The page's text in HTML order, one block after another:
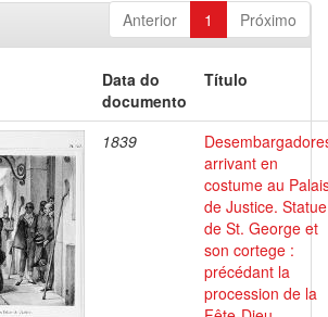
Anterior 1 Próximo
Data do
documento
Título
1839
arrivant en
costume au
de Justice. Statue
de St. George et
son cortege :
précédant la
procession de la